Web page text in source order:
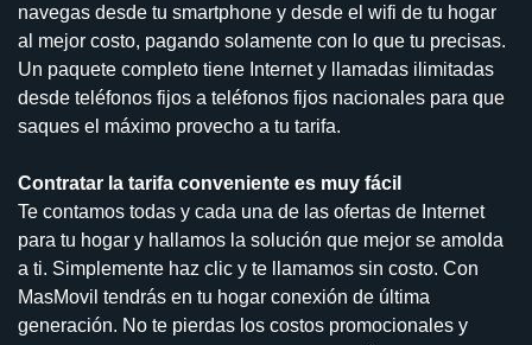
navegas desde tu smartphone y desde el wifi de tu hogar
al mejor costo, pagando solamente con lo que tu precisas.
Un paquete completo tiene Internet y llamadas ilimitadas
desde teléfonos fijos a teléfonos fijos nacionales para que
saques el máximo provecho a tu tarifa.
Contratar la tarifa conveniente es muy fácil
Te contamos todas y cada una de las ofertas de Internet
para tu hogar y hallamos la solución que mejor se amolda
a ti. Simplemente haz clic y te llamamos sin costo. Con
MasMovil tendrás en tu hogar conexión de última
generación. No te pierdas los costos promocionales y